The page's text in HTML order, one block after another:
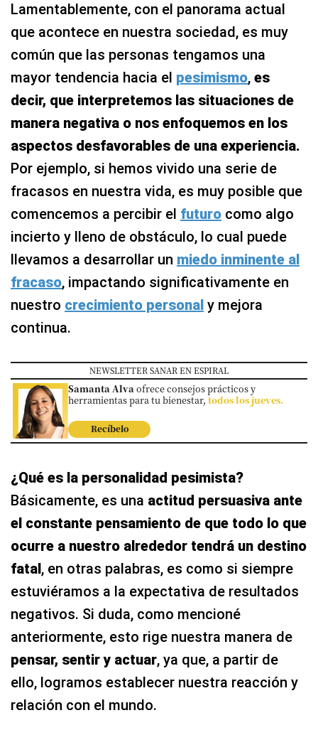
Lamentablemente, con el panorama actual
que acontece en nuestra sociedad, es muy
común que las personas tengamos una
mayor tendencia hacia el pesimismo, es
decir, que interpretemos las situaciones de
manera negativa o nos enfoquemos en los
aspectos desfavorables de una experiencia.
Por ejemplo, si hemos vivido una serie de
fracasos en nuestra vida, es muy posible que
comencemos a percibir el futuro como algo
incierto y lleno de obstáculo, lo cual puede
llevamos a desarrollar un miedo inminente al
fracaso, impactando significativamente en
nuestro crecimiento personal y mejora
continua.
NEWSLETTER SANAR EN ESPIRAL
Samanta Alvaofrece consejos prácticos y
herramientas para tu bienestar, todos los jueves.
Recíbelo
¿Qué es la personalidad pesimista?
Básicamente, es una actitud persuasiva ante
el constante pensamiento de que todo lo que
ocurre a nuestro alrededor tendrá un destino
fatal, en otras palabras, es como si siempre
estuviéramos a la expectativa de resultados
negativos. Si duda, como mencioné
anteriormente, esto rige nuestra manera de
pensar, sentir y actuar, ya que, a partir de
ello, logramos establecer nuestra reacción y
relación con el mundo.